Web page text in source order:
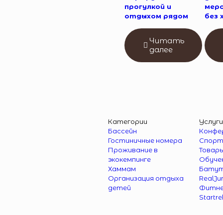
прогулкой и
отдыхом рядом
Читать
далее
без
Категории
Бассейн
Гостиничные номера
Проживание в
экокемпинге
Хаммам
Организация отдыха
детей
Услуги